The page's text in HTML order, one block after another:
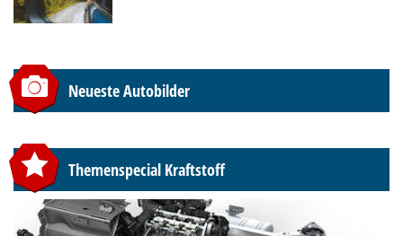
Neueste Autobilder
Themenspecial Kraftstoff